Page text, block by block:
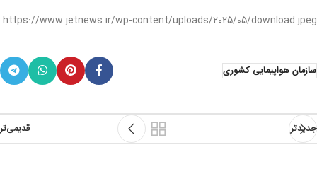
https://www.jetnews.ir/wp-content/uploads/2025/05/download.jpeg
سازمان هواپیمایی کشوری
جدیدتر قدیمی‌تر